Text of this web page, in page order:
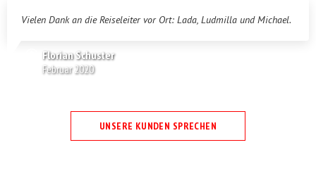
Vielen Dank an die Reiseleiter vor Ort: Lada, Ludmilla und Michael.
Florian Schuster
Februar 2020
UNSERE KUNDEN SPRECHEN